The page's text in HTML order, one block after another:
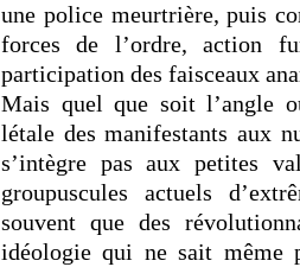
une police meurtrière, puis
forces de l’ordre, action
participation des faisceaux
Mais quel que soit l’angle
létale des manifestants aux
s’intègre pas aux petites
groupuscules actuels
souvent que des
idéologie qui ne sait même